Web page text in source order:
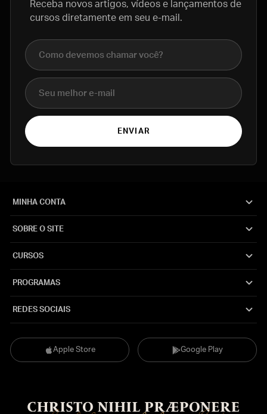
Receba novos artigos, vídeos e lançamentos de
cursos diretamente em seu e-mail.
Nome completo
E-mail
ENVIAR
Apple Store Google Play
MINHA CONTA
SOBRE O SITE
CURSOS
PROGRAMAS
REDES SOCIAIS